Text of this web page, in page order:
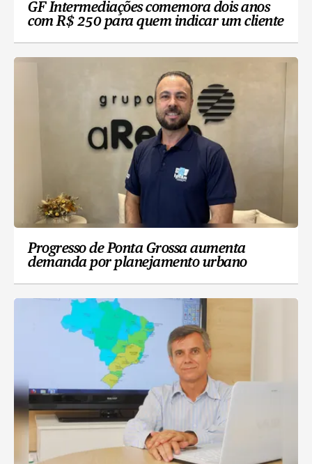
GF Intermediações comemora dois anos
com R$ 250 para quem indicar um cliente
Progresso de Ponta Grossa aumenta
demanda por planejamento urbano